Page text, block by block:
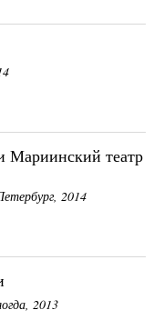
Мариинский театр
2014
2013